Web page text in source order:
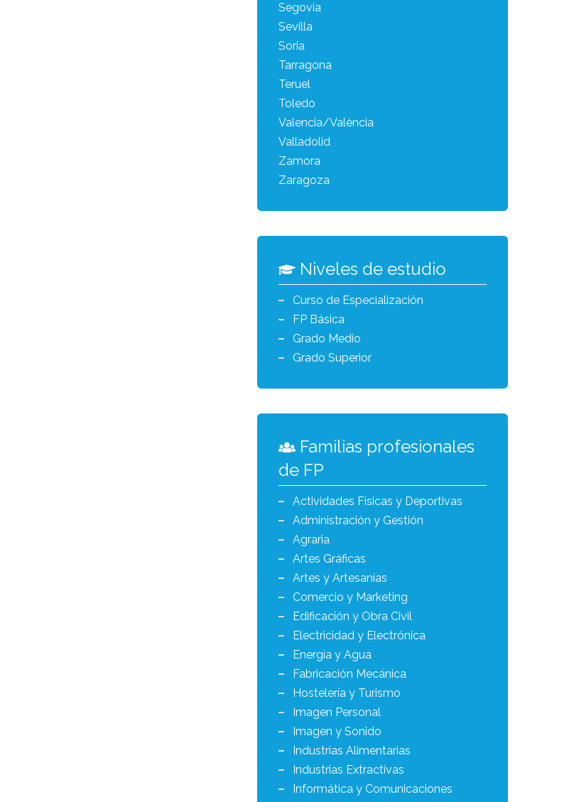
Segovia
Sevilla
Soria
Tarragona
Teruel
Toledo
Valencia/València
Valladolid
Zamora
Zaragoza
Niveles de estudio
Curso de Especialización
FP Básica
Grado Medio
Grado Superior
Familias profesionales
de FP
Actividades Físicas y Deportivas
Administración y Gestión
Agraria
Artes Gráficas
Artes y Artesanías
Comercio y Marketing
Edificación y Obra Civil
Electricidad y Electrónica
Energía y Agua
Fabricación Mecánica
Hostelería y Turismo
Imagen Personal
Imagen y Sonido
Industrias Alimentarias
Industrias Extractivas
Informática y Comunicaciones